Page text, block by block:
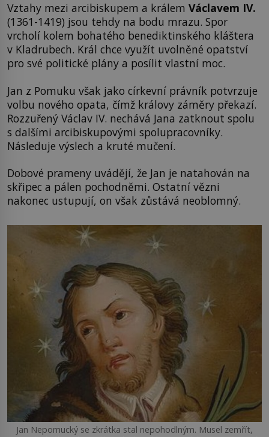
Vztahy mezi arcibiskupem a králem Václavem IV.
(1361-1419) jsou tehdy na bodu mrazu. Spor
vrcholí kolem bohatého benediktinského kláštera
v Kladrubech. Král chce využít uvolněné opatství
pro své politické plány a posílit vlastní moc.
Jan z Pomuku však jako církevní právník potvrzuje
volbu nového opata, čímž královy záměry překazí.
Rozzuřený Václav IV. nechává Jana zatknout spolu
s dalšími arcibiskupovými spolupracovníky.
Následuje výslech a kruté mučení.
Dobové prameny uvádějí, že Jan je natahován na
skřipec a pálen pochodněmi. Ostatní vězni
nakonec ustupují, on však zůstává neoblomný.
Jan Nepomucký se zkrátka stal nepohodlným. Musel zemřít,